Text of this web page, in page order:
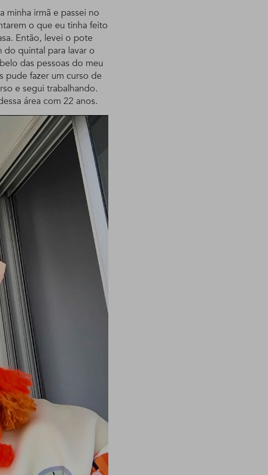
minha irmã e passei no
o que eu tinha feito
Então, levei o pote
do quintal para lavar o
das pessoas do meu
pude fazer um curso de
e segui trabalhando.
área com 22 anos.